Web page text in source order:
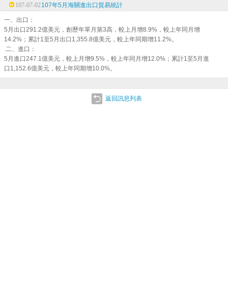
107-07-02107年5月海關進出口貿易統計
一、出口：
5月出口291.2億美元，創歷年單月第3高，較上月增8.9%，較上年同月增
14.2%；累計1至5月出口1,355.8億美元，較上年同期增11.2%。
二、進口：
5月進口247.1億美元，較上月增9.5%，較上年同月增12.0%；累計1至5月進
口1,152.6億美元，較上年同期增10.0%。
返回訊息列表